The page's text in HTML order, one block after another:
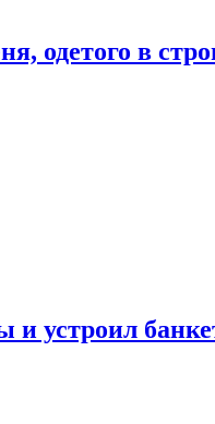
одетого в
устроил